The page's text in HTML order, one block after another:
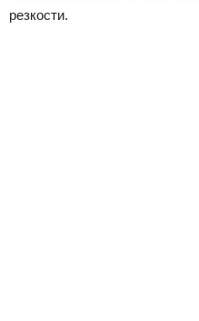
резкости.